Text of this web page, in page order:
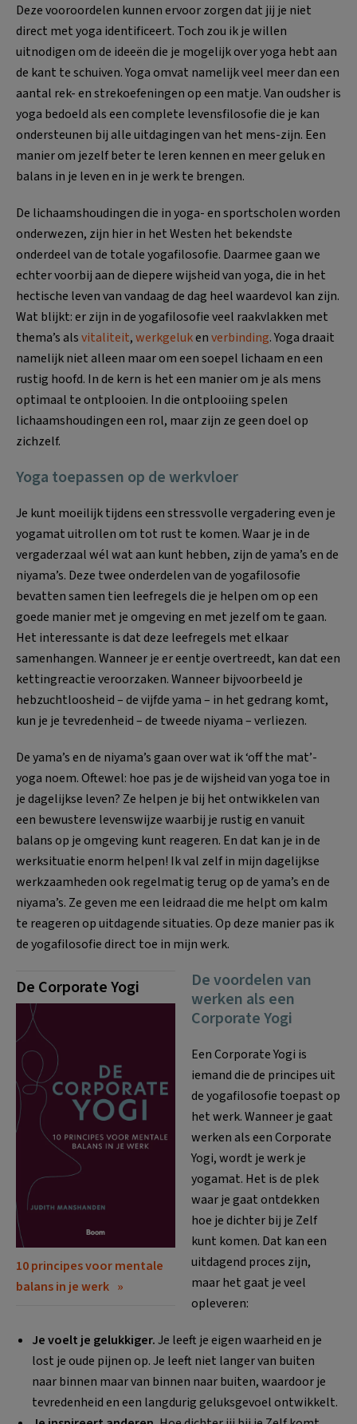
Deze vooroordelen kunnen ervoor zorgen dat jij je niet
direct met yoga iden­tificeert. Toch zou ik je willen
uitnodigen om de ideeën die je mogelijk over yoga hebt aan
de kant te schuiven. Yoga omvat namelijk veel meer dan een
aantal rek- en strekoefeningen op een matje. Van oudsher is
yoga bedoeld als een complete levensfilosofie die je kan
ondersteunen bij alle uitdagingen van het mens-zijn. Een
manier om jezelf beter te leren kennen en meer geluk en
balans in je leven en in je werk te brengen.
De lichaamshoudingen die in yoga- en sportscholen worden
onderwezen, zijn hier in het Westen het bekendste
onderdeel van de totale yogafilosofie. Daarmee gaan we
echter voorbij aan de diepere wijsheid van yoga, die in het
hectische leven van vandaag de dag heel waardevol kan zijn.
Wat blijkt: er zijn in de yogafilosofie veel raakvlakken met
thema’s alsvitaliteit,werkgelukenverbinding. Yoga draait
namelijk niet alleen maar om een soepel lichaam en een
rustig hoofd. In de kern is het een manier om je als mens
optimaal te ontplooien. In die ontplooiing spelen
lichaamshou­dingen een rol, maar zijn ze geen doel op
zichzelf.
Yoga toepassen op de werkvloer
Je kunt moeilijk tijdens een stressvolle vergadering even je
yoga­mat uitrollen om tot rust te komen. Waar je in de
vergaderzaal wél wat aan kunt hebben, zijn de yama’s en de
niyama’s. Deze twee onderdelen van de yogafilosofie
bevatten samen tien leef­regels die je helpen om op een
goede manier met je omgeving en met jezelf om te gaan.
Het interessante is dat deze leefregels met elkaar
samenhangen. Wanneer je er eentje overtreedt, kan dat een
kettingreactie veroorzaken. Wan­neer bijvoorbeeld je
hebzuchtloosheid – de vijfde yama – in het gedrang komt,
kun je je tevredenheid – de tweede niyama – verliezen.
De yama’s en de niyama’s gaan over wat ik ‘off the mat’-
yoga noem. Oftewel: hoe pas je de wijsheid van yoga toe in
je dagelijkse leven? Ze helpen je bij het ontwikkelen van
een bewustere levenswijze waarbij je rustig en vanuit
balans op je omgeving kunt reageren. En dat kan je in de
werksituatie enorm helpen! Ik val zelf in mijn dagelijkse
werkzaamheden ook regelmatig terug op de ya­ma’s en de
niyama’s. Ze geven me een leidraad die me helpt om kalm
te reage­ren op uitdagende situaties. Op deze manier pas ik
de yogafilosofie direct toe in mijn werk.
De Corporate Yogi
10 principes voor mentale
balans in je werk
De voordelen van
werken als een
Corporate Yogi
Een Corporate Yogi is
iemand die de principes uit
de yogafilosofie toepast op
het werk. Wanneer je gaat
werken als een Corporate
Yogi, wordt je werk je
yogamat. Het is de plek
waar je gaat ontdekken
hoe je dichter bij je Zelf
kunt komen. Dat kan een
uitdagend proces zijn,
maar het gaat je veel
opleveren:
Je voelt je gelukkiger.Je leeft je eigen waarheid en je
lost je oude pijnen op. Je leeft niet langer van buiten
naar binnen maar van binnen naar buiten, waardoor je
tevredenheid en een langdurig geluksgevoel ont­wikkelt.